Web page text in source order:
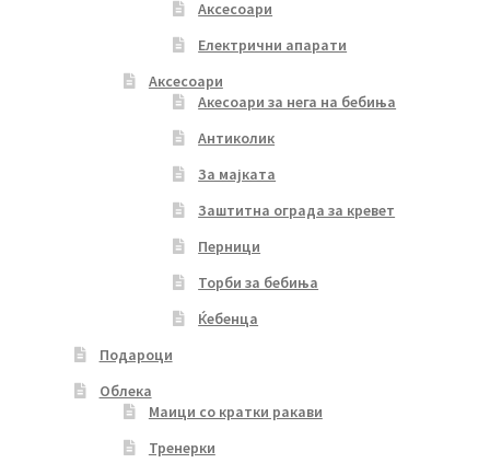
Аксесоари
Електрични апарати
Аксесоари
Акесоари за нега на бебиња
Антиколик
За мајката
Заштитна ограда за кревет
Перници
Торби за бебиња
Ќебенца
Подароци
Облека
Маици со кратки ракави
Тренерки